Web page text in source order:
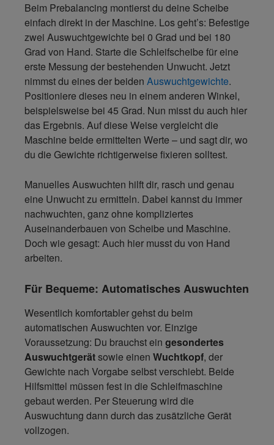
Beim Prebalancing montierst du deine Scheibe
einfach direkt in der Maschine. Los geht’s: Befestige
zwei Auswuchtgewichte bei 0 Grad und bei 180
Grad von Hand. Starte die Schleifscheibe für eine
erste Messung der bestehenden Unwucht. Jetzt
nimmst du eines der beiden Auswuchtgewichte.
Positioniere dieses neu in einem anderen Winkel,
beispielsweise bei 45 Grad. Nun misst du auch hier
das Ergebnis. Auf diese Weise vergleicht die
Maschine beide ermittelten Werte – und sagt dir, wo
du die Gewichte richtigerweise fixieren solltest.
Manuelles Auswuchten hilft dir, rasch und genau
eine Unwucht zu ermitteln. Dabei kannst du immer
nachwuchten, ganz ohne kompliziertes
Auseinanderbauen von Scheibe und Maschine.
Doch wie gesagt: Auch hier musst du von Hand
arbeiten.
Für Bequeme: Automatisches Auswuchten
Wesentlich komfortabler gehst du beim
automatischen Auswuchten vor. Einzige
Voraussetzung: Du brauchst ein gesondertes
Auswuchtgerätsowie einen Wuchtkopf, der
Gewichte nach Vorgabe selbst verschiebt. Beide
Hilfsmittel müssen fest in die Schleifmaschine
gebaut werden. Per Steuerung wird die
Auswuchtung dann durch das zusätzliche Gerät
vollzogen.